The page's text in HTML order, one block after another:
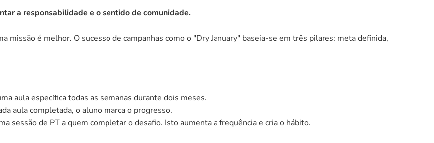
a responsabilidade e o sentido de comunidade.
missão é melhor. O sucesso de campanhas como o "Dry January" baseia-se em três pilares: meta definida,
aula específica todas as semanas durante dois meses.
aula completada, o aluno marca o progresso.
sessão de PT a quem completar o desafio. Isto aumenta a frequência e cria o hábito.